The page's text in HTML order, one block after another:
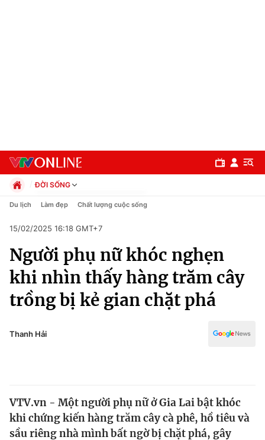
Chuyên mục
Chính trị
Xã hội
Pháp luật
Thế giới
Tin tức
ĐỜI SỐNG
Chính trị
Pháp luật
Kinh tế
Thể thao
Truyền hình
Văn hóa - Giải trí
Y tế
Du lịch Làm đẹp Chất lượng cuộc sống
15/02/2025 16:18 GMT+7
Người phụ nữ khóc nghẹn
khi nhìn thấy hàng trăm cây
trồng bị kẻ gian chặt phá
Thanh Hải
VTV.vn - Một người phụ nữ ở Gia Lai bật khóc
khi chứng kiến hàng trăm cây cà phê, hồ tiêu và
sầu riêng nhà mình bất ngờ bị chặt phá, gây